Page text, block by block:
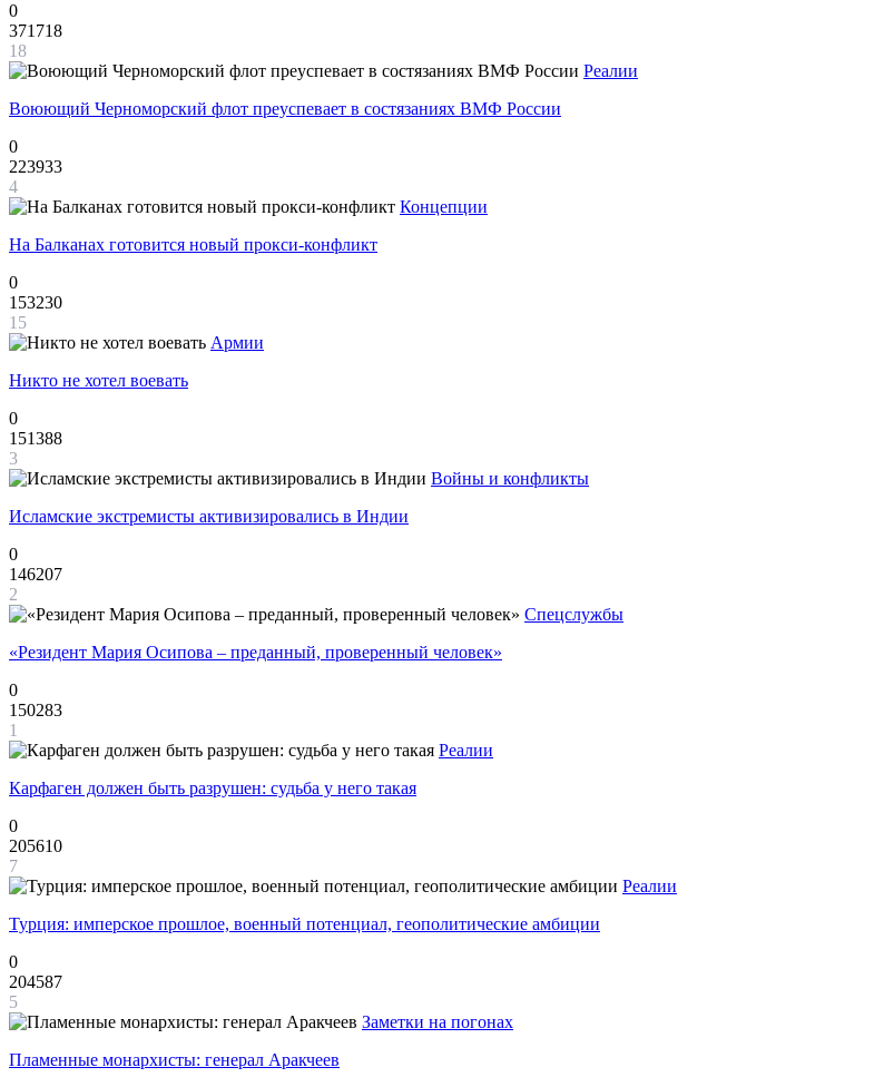
0
371718
18
Реалии
Воюющий Черноморский флот преуспевает в состязаниях ВМФ России
0
223933
4
Концепции
На Балканах готовится новый прокси-конфликт
0
153230
15
Армии
Никто не хотел воевать
0
151388
3
Войны и конфликты
Исламские экстремисты активизировались в Индии
0
146207
2
Спецслужбы
«Резидент Мария Осипова – преданный, проверенный человек»
0
150283
1
Реалии
Карфаген должен быть разрушен: судьба у него такая
0
205610
7
Реалии
Турция: имперское прошлое, военный потенциал, геополитические амбиции
0
204587
5
Заметки на погонах
Пламенные монархисты: генерал Аракчеев